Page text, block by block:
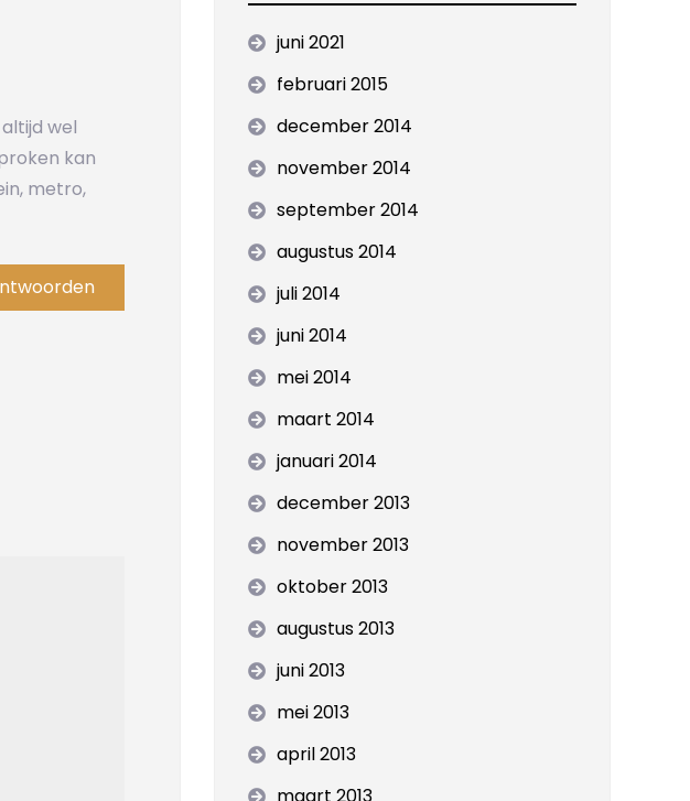
wel
kan
metro,
juni 2021
februari 2015
december 2014
november 2014
september 2014
augustus 2014
juli 2014
juni 2014
mei 2014
maart 2014
januari 2014
december 2013
november 2013
oktober 2013
augustus 2013
juni 2013
mei 2013
april 2013